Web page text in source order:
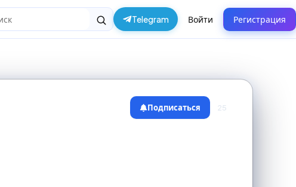
Telegram Войти Регистрация
Подписаться 25